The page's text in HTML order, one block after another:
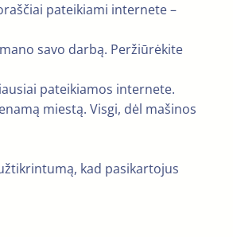
pateikiami internete –
savo darbą. Peržiūrėkite
pateikiamos internete.
miestą. Visgi, dėl mašinos
kad pasikartojus